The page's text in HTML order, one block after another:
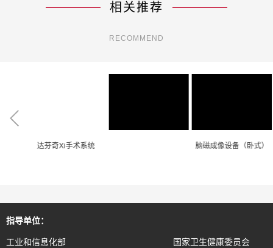
相关推荐
RECOMMEND
达芬奇Xi手术系统 脑磁成像设备（卧式）
指导单位：
工业和信息化部 国家卫生健康委员会